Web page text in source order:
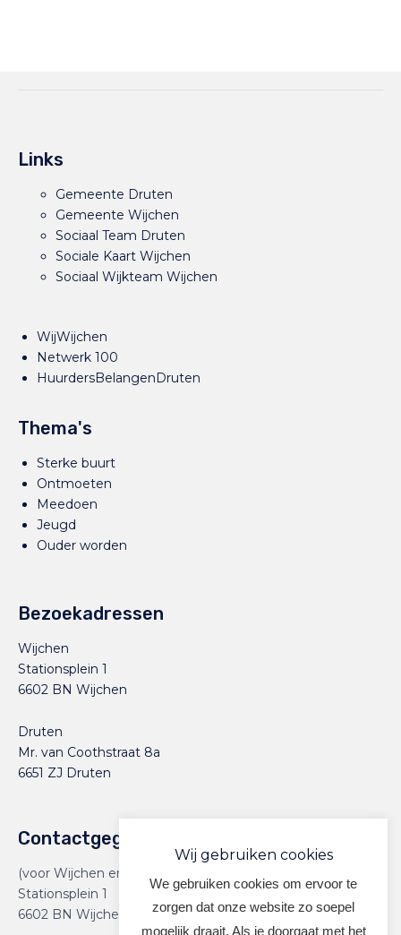
Links
Gemeente Druten
Gemeente Wijchen
Sociaal Team Druten
Sociale Kaart Wijchen
Sociaal Wijkteam Wijchen
WijWijchen
Netwerk 100
HuurdersBelangenDruten
Thema's
Sterke buurt
Ontmoeten
Meedoen
Jeugd
Ouder worden
Bezoekadressen
Wijchen
Stationsplein 1
6602 BN Wijchen
Druten
Mr. van Coothstraat 8a
6651 ZJ Druten
Contactgegevens
(voor Wijchen en Druten)
Stationsplein 1
6602 BN Wijchen
Wij gebruiken cookies
We gebruiken cookies om ervoor te
zorgen dat onze website zo soepel
mogelijk draait. Als je doorgaat met het